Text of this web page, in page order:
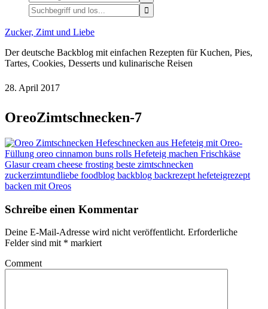
Zucker, Zimt und Liebe
Der deutsche Backblog mit einfachen Rezepten für Kuchen, Pies,
Tartes, Cookies, Desserts und kulinarische Reisen
28. April 2017
OreoZimtschnecken-7
Schreibe einen Kommentar
Deine E-Mail-Adresse wird nicht veröffentlicht. Erforderliche
Felder sind mit * markiert
Comment